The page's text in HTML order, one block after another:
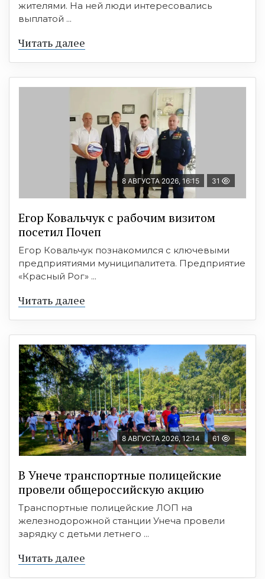
жителями. На ней люди интересовались
выплатой ...
Читать далее
8 АВГУСТА 2026, 16:15 31
Егор Ковальчук с рабочим визитом
посетил Почеп
Егор Ковальчук познакомился с ключевыми
предприятиями муниципалитета. Предприятие
«Красный Рог» ...
Читать далее
8 АВГУСТА 2026, 12:14 61
В Унече транспортные полицейские
провели общероссийскую акцию
Транспортные полицейские ЛОП на
железнодорожной станции Унеча провели
зарядку с детьми летнего ...
Читать далее